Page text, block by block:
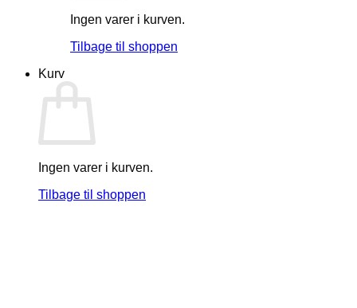
Ingen varer i kurven.
Tilbage til shoppen
Kurv
Ingen varer i kurven.
Tilbage til shoppen